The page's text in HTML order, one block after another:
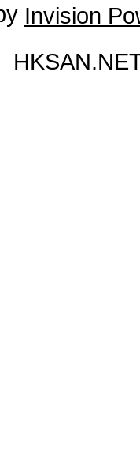
Invision